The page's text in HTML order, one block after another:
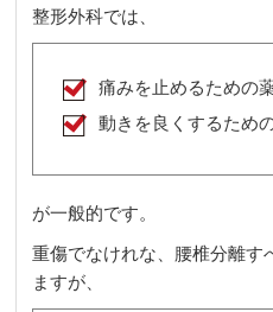
整形外科では、
痛みを止めるための
動きを良くするため
が一般的です。
重傷でなけれな、腰椎分離す
ますが、